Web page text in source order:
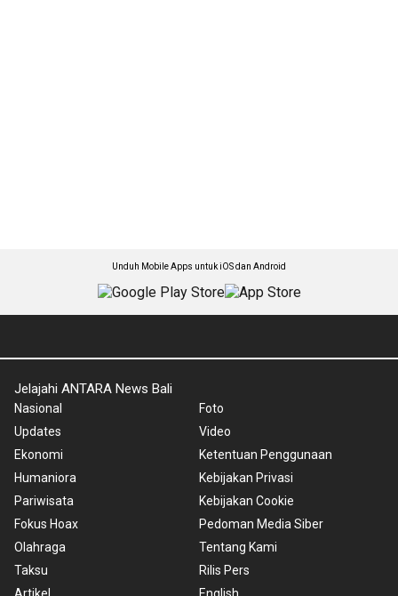
Unduh Mobile Apps untuk iOS dan Android
Jelajahi ANTARA News Bali
Nasional
Updates
Ekonomi
Humaniora
Pariwisata
Fokus Hoax
Olahraga
Taksu
Foto
Video
Ketentuan Penggunaan
Kebijakan Privasi
Kebijakan Cookie
Pedoman Media Siber
Tentang Kami
Rilis Pers